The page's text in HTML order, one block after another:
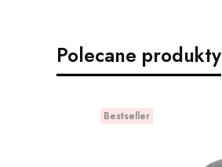
Polecane produkty
Bestseller